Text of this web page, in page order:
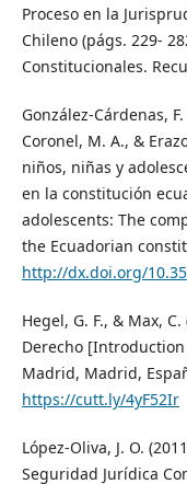
Proceso en la
Chileno (págs. 229-
Constitucionales.
González-Cárdenas,
Coronel, M. A., &
niños, niñas y
en la constitución
adolescents: The
the Ecuadorian
http://dx.doi.org/
Hegel, G. F., & Max,
Derecho [Introduction
Madrid, Madrid,
https://cutt.ly/4yF52Ir
López-Oliva, J. O.
Seguridad Jurídica